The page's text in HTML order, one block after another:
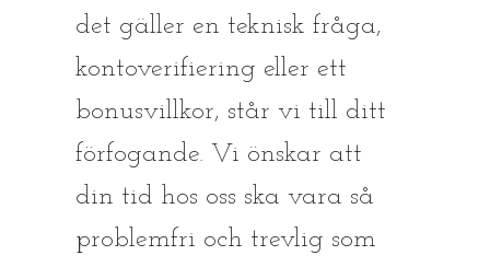
det gäller en teknisk fråga,
kontoverifiering eller ett
bonusvillkor, står vi till ditt
förfogande. Vi önskar att
din tid hos oss ska vara så
problemfri och trevlig som